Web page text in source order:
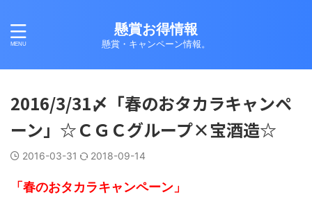
懸賞お得情報
懸賞・キャンペーン情報。
2016/3/31〆「春のおタカラキャンペ
ーン」☆ＣＧＣグループ×宝酒造☆
2016-03-31 2018-09-14
「春のおタカラキャンペーン」